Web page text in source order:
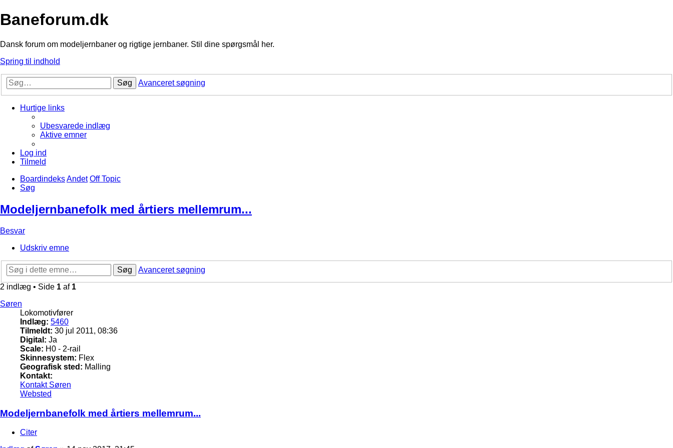
Baneforum.dk
Dansk forum om modeljernbaner og rigtige jernbaner. Stil dine spørgsmål her.
Spring til indhold
Søg Avanceret søgning
Hurtige links
Ubesvarede indlæg
Aktive emner
Log ind
Tilmeld
BoardindeksAndet Off Topic
Søg
Modeljernbanefolk med årtiers mellemrum...
Besvar
Udskriv emne
Søg
Avanceret søgning
2 indlæg • Side 1 af 1
Søren
Lokomotivfører
Indlæg: 5460
Tilmeldt: 30 jul 2011, 08:36
Digital: Ja
Scale: H0 - 2-rail
Skinnesystem: Flex
Geografisk sted: Malling
Kontakt:
Kontakt Søren
Websted
Modeljernbanefolk med årtiers mellemrum...
Citer